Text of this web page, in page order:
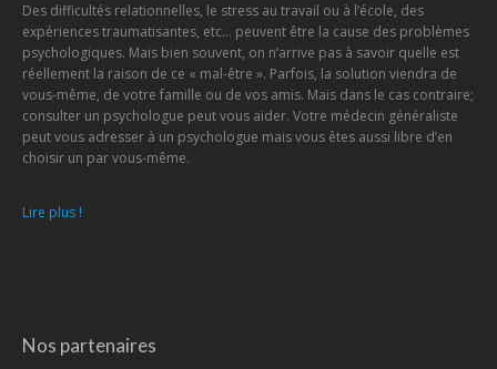
Des difficultés relationnelles, le stress au travail ou à l’école, des
expériences traumatisantes, etc… peuvent être la cause des problèmes
psychologiques. Mais bien souvent, on n’arrive pas à savoir quelle est
réellement la raison de ce « mal-être ». Parfois, la solution viendra de
vous-même, de votre famille ou de vos amis. Mais dans le cas contraire;
consulter un psychologue peut vous aider. Votre médecin généraliste
peut vous adresser à un psychologue mais vous êtes aussi libre d’en
choisir un par vous-même.
Lire plus !
Nos partenaires